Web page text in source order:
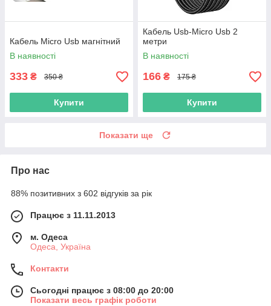
Кабель Micro Usb магнітний
В наявності
333 ₴ 350 ₴
Купити
Кабель Usb-Micro Usb 2
метри
В наявності
166 ₴ 175 ₴
Купити
Показати ще
Про нас
88% позитивних з 602 відгуків за рік
Працює з 11.11.2013
м. Одеса
Одеса, Україна
Контакти
Сьогодні працює з 08:00 до 20:00
Показати весь графік роботи